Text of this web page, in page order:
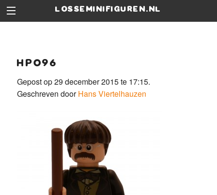
losseminifiguren.nl
hp096
Gepost op 29 december 2015 te 17:15.
Geschreven doorHans Viertelhauzen